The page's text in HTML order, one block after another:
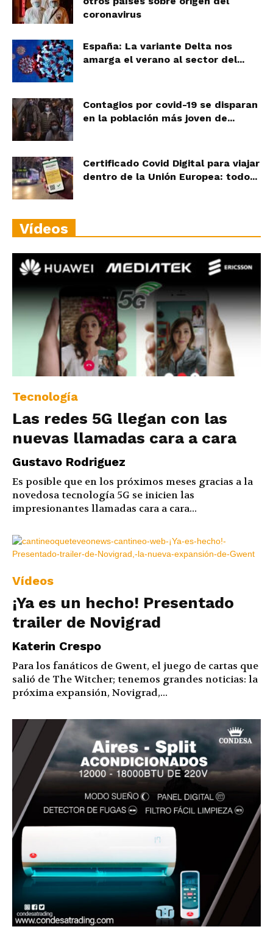
coronavirus
España: La variante Delta nos
amarga el verano al sector del...
Contagios por covid-19 se disparan
en la población más joven de...
Certificado Covid Digital para viajar
dentro de la Unión Europea: todo...
Vídeos
Tecnología
Las redes 5G llegan con las
nuevas llamadas cara a cara
Gustavo Rodriguez
Es posible que en los próximos meses gracias a la
novedosa tecnología 5G se inicien las
impresionantes llamadas cara a cara...
Vídeos
¡Ya es un hecho! Presentado
trailer de Novigrad
Katerin Crespo
Para los fanáticos de Gwent, el juego de cartas que
salió de The Witcher; tenemos grandes noticias: la
próxima expansión, Novigrad,...